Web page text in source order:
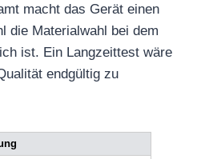
macht das Gerät einen
die Materialwahl bei dem
ist. Ein Langzeittest wäre
endgültig zu